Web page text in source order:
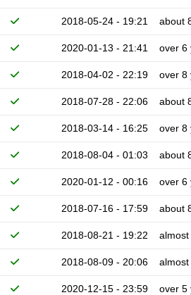
2018-05-24 - 19:21 about
2020-01-13 - 21:41 over 6
2018-04-02 - 22:19 over 8
2018-07-28 - 22:06 about
2018-03-14 - 16:25 over 8
2018-08-04 - 01:03 about
2020-01-12 - 00:16 over 6
2018-07-16 - 17:59 about
2018-08-21 - 19:22
2018-08-09 - 20:06
2020-12-15 - 23:59 over 5